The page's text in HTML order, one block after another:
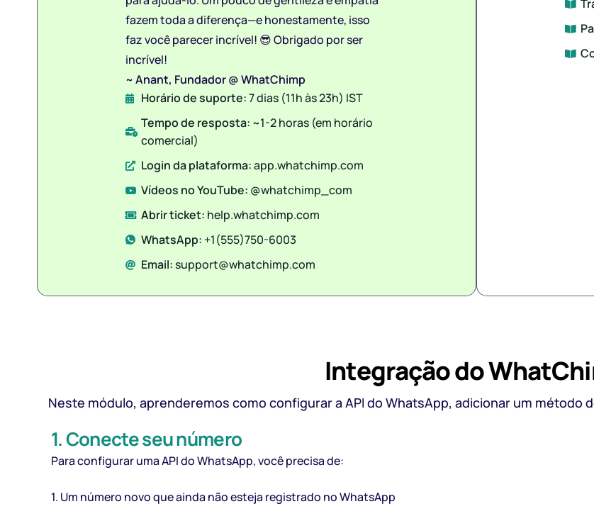
fazem toda a diferença—e honestamente, isso
faz você parecer incrível! 😎 Obrigado por ser
incrível!
~ Anant, Fundador @ WhatChimp
Horário de suporte:7 dias (11h às 23h) IST
Tempo de resposta: ~1-2 horas (em horário
comercial)
Login da plataforma:app.whatchimp.com
Vídeos no YouTube: @whatchimp_com
Abrir ticket: help.whatchimp.com
WhatsApp: +1(555)750-6003
Email:support@whatchimp.com
Integração do
Neste módulo, aprenderemos como configurar a API do WhatsApp, adicionar um método
1. Conecte seu número
Para configurar uma API do WhatsApp, você precisa de:
1. Um número novo que ainda não esteja registrado no WhatsApp